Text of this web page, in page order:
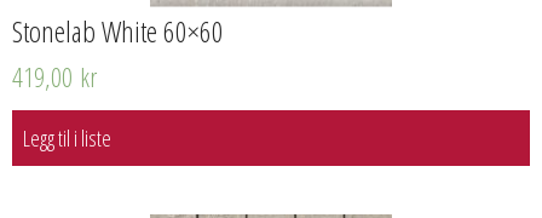
Stonelab White 60×60
419,00 kr
Legg til i liste